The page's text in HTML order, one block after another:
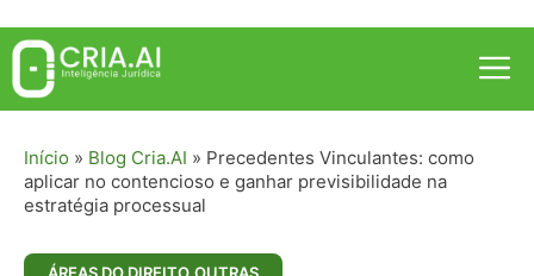
Pular
para
conteúdo
Início » Blog Cria.AI » Precedentes Vinculantes: como
aplicar no contencioso e ganhar previsibilidade na
estratégia processual
ÁREAS DO DIREITO,OUTRAS